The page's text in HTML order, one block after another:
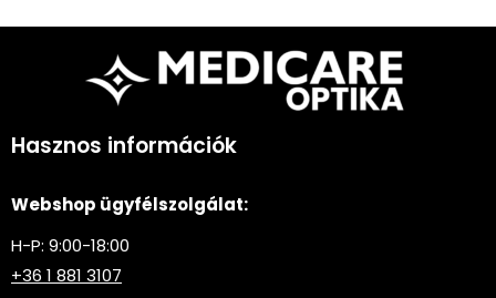
Hasznos információk
Webshop ügyfélszolgálat:
H-P: 9:00-18:00
+36 1 881 3107